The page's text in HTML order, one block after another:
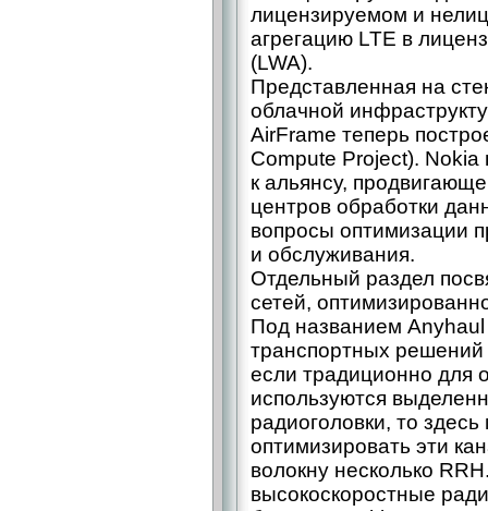
лицензируемом и
агрегацию LTE в
(LWA).
Представленная на
облачной
AirFrame теперь
Compute Project).
к альянсу,
центров обработки
вопросы оптимизации
и обслуживания.
Отдельный раздел
сетей,
Под названием
транспортных
если традиционно для
используются
радиоголовки, то
оптимизировать эти
волокну несколько
высокоскоростные